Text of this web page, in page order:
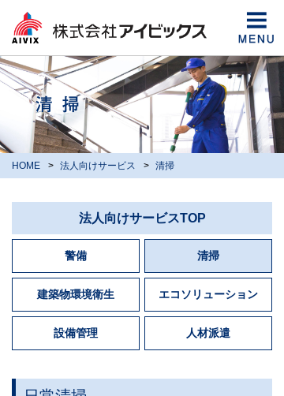
HOME 法人向けサービス 清掃
法人向けサービスTOP
警備 清掃
建築物環境衛生 エコソリューション
設備管理 人材派遣